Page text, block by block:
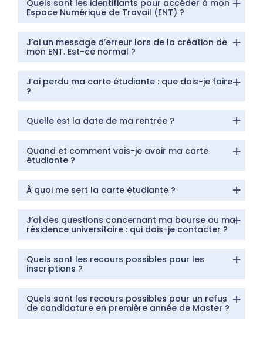
Quels sont les identifiants pour accéder à mon
Espace Numérique de Travail (ENT) ?
J’ai un message d’erreur lors de la création de
mon ENT. Est-ce normal ?
J’ai perdu ma carte étudiante : que dois-je faire
?
Quelle est la date de ma rentrée ?
Quand et comment vais-je avoir ma carte
étudiante ?
À quoi me sert la carte étudiante ?
J’ai des questions concernant ma bourse ou ma
résidence universitaire : qui dois-je contacter ?
Quels sont les recours possibles pour les
inscriptions ?
Quels sont les recours possibles pour un refus
de candidature en première année de Master ?